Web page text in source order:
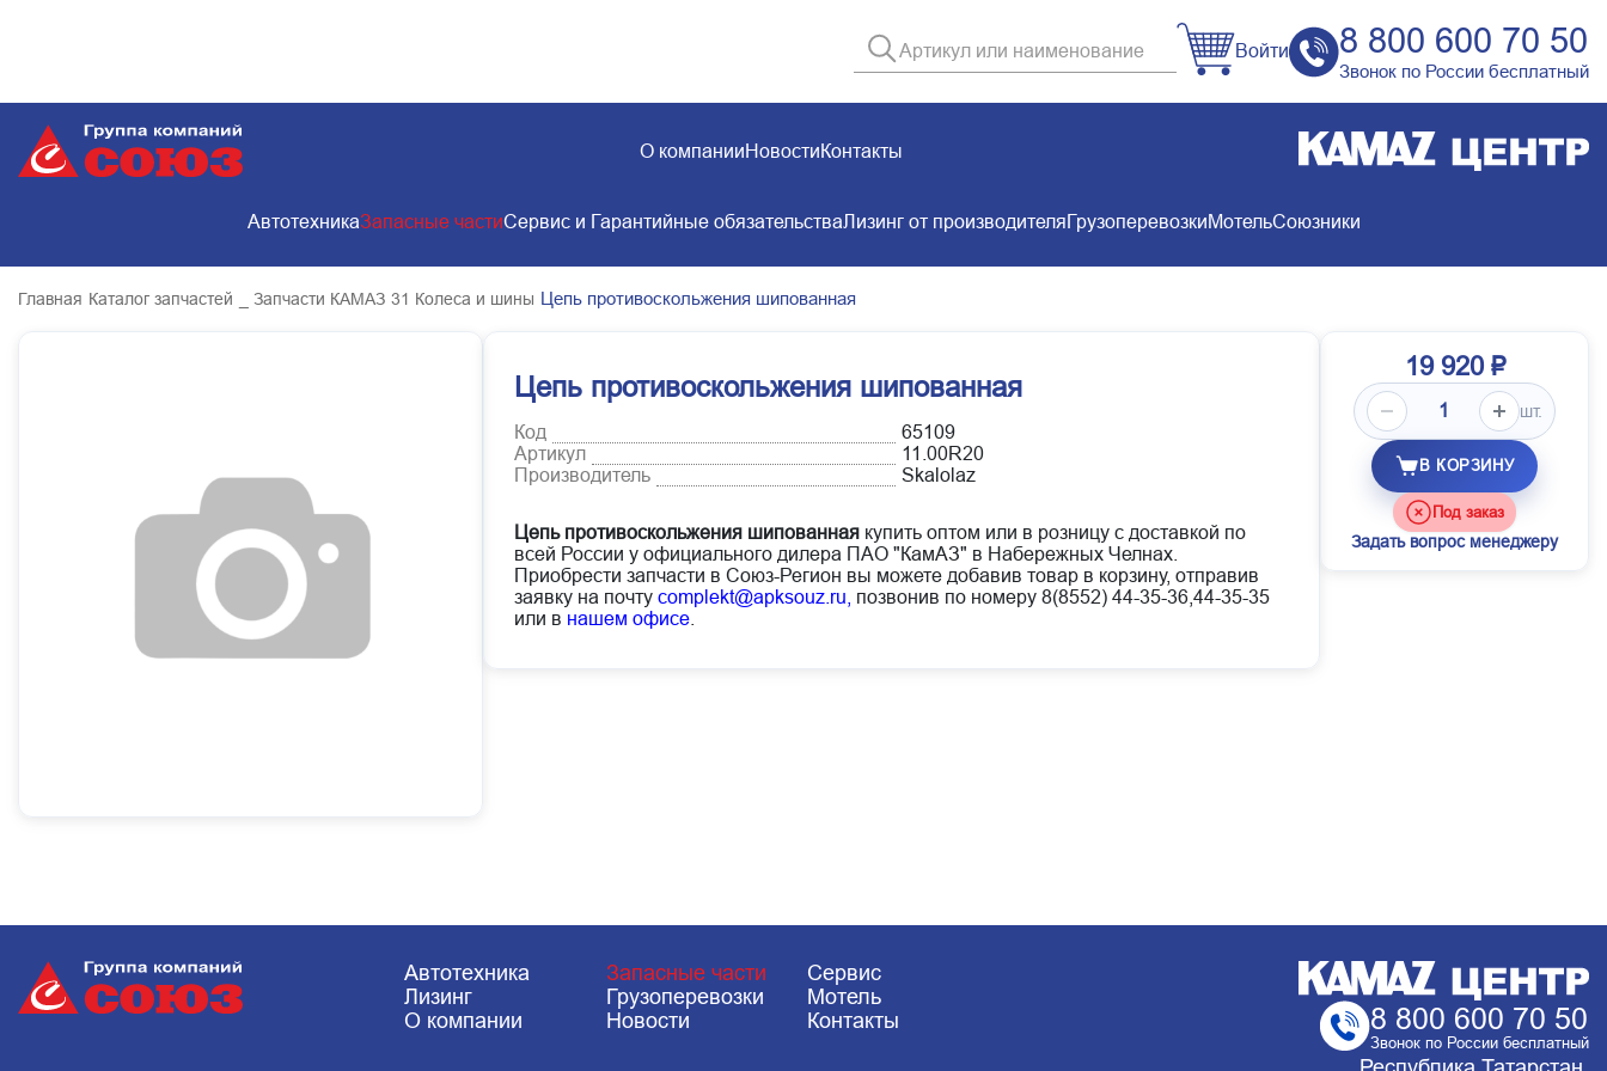
Войти 8 800 600 70 50
Звонок по России бесплатный
О компанииНовостиКонтакты
АвтотехникаЗапасные частиСервис и Гарантийные обязательстваЛизинг от производителяГрузоперевозкиМотельСоюзники
Главная Каталог запчастей _ Запчасти КАМАЗ 31 Колеса и шины Цепь противоскольжения шипованная
Цепь противоскольжения шипованная
Код
65109
Артикул
11.00R20
Производитель
Skalolaz
Цепь противоскольжения шипованная купить оптом или в розницу с доставкой по
всей России у официального дилера ПАО "КамАЗ" в Набережных Челнах.
Приобрести запчасти в Союз-Регион вы можете добавив товар в корзину, отправив
заявку на почту complekt@apksouz.ru, позвонив по номеру 8(8552) 44-35-36,44-35-35
или в нашем офисе
19 920 ₽
шт.
В КОРЗИНУ
Под заказ
Задать вопрос менеджеру
Автотехника Запасные части
Сервис
Лизинг
Грузоперевозки
Мотель
О компании
Новости Контакты 8 800 600 70 50
Звонок по России бесплатный